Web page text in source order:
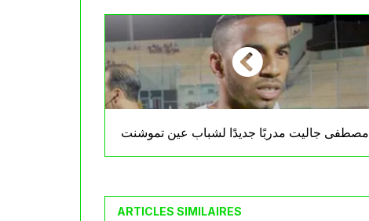
مصطفى جاليت مدربًا جديدًا لشباب عين تموشنت
ARTICLES SIMILAIRES